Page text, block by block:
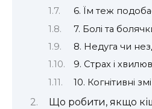
6. Їм теж
7. Болі та
8. Недуга чи
9. Страх і
10. Когнітивні
Що робити, якщо